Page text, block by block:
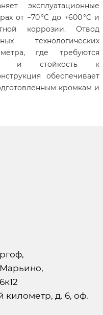
эксплуатационные
от −70 °C до +600 °C и
коррозии. Отвод
технологических
где требуются
и стойкость к
обеспечивает
кромкам и
километр, д. 6, оф.